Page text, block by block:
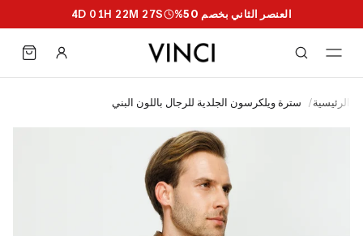
العنصر الثاني بخصم 50% 4D 01H 22M 26S
الرئيسية/ سترة ويلكرسون الجلدية للرجال باللون البني